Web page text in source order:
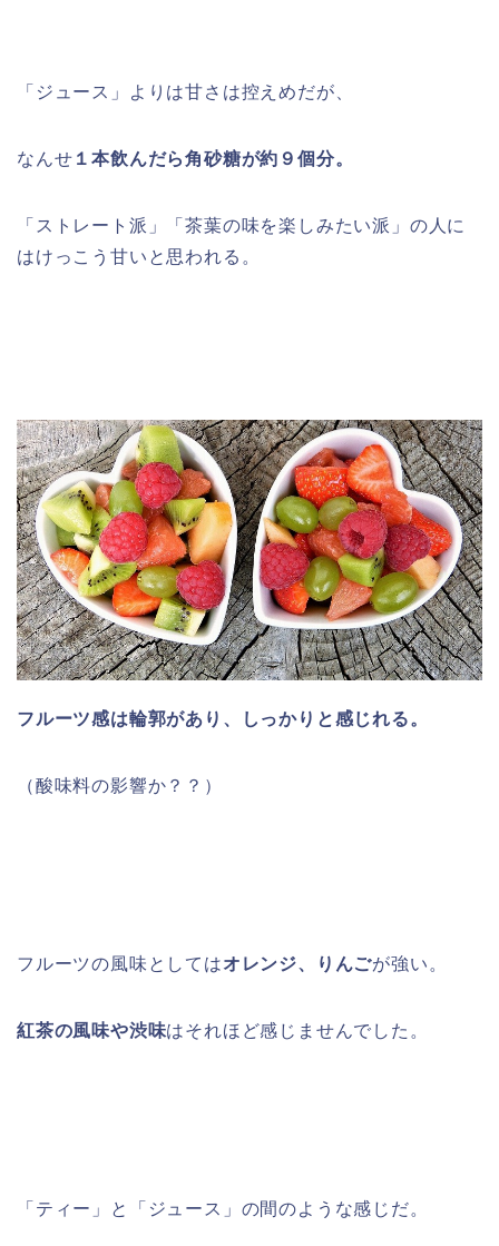
「ジュース」よりは甘さは控えめだが、
なんせ １本飲んだら角砂糖が約９個分。
「ストレート派」「茶葉の味を楽しみたい派」の人に
はけっこう甘いと思われる。
フルーツ感は輪郭があり、しっかりと感じれる。
（酸味料の影響か？？）
フルーツの風味としてはオレンジ、りんごが強い。
紅茶の風味や渋味はそれほど感じませんでした。
「ティー」と「ジュース」の間のような感じだ。